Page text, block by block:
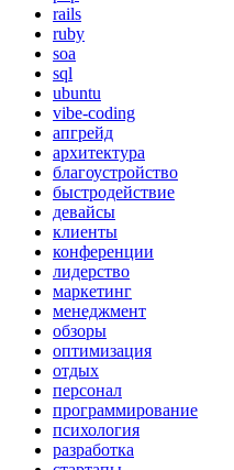
rails
ruby
soa
sql
ubuntu
vibe-coding
апгрейд
архитектура
благоустройство
быстродействие
девайсы
клиенты
конференции
лидерство
маркетинг
менеджмент
обзоры
оптимизация
отдых
персонал
программирование
психология
разработка